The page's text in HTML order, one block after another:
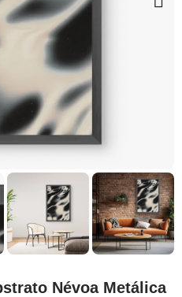
Névoa Metálica